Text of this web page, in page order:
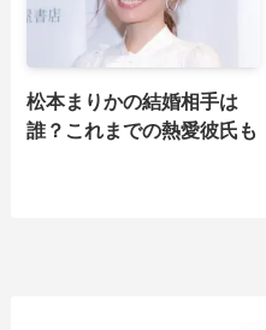
松本まりかの結婚相手は
誰？これまでの熱愛彼氏も